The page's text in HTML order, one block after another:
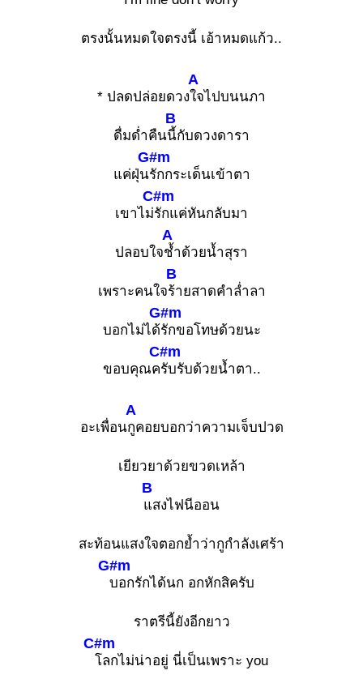
ตรงนั้นหมดใจตรงนี้ เอ้าหมดแก้ว..
* ปลดปล่อยดวง
A
ใจไปบนนภา
ดื่มด่ำคืน
B
นี้กับดวงดารา
แค่ฝุ่น
G#m
รักกระเด็นเข้าตา
เขาไม่
C#m
รักแค่หันกลับมา
ปลอบใจ
A
ช้ำด้วยน้ำสุรา
เพราะคนใจ
B
ร้ายสาดคำล่ำลา
บอกไม่ได้
G#m
รักขอโทษด้วยนะ
ขอบคุณค
C#m
รับรับด้วยน้ำตา..
อะเพื่อน
A
กูคอยบอกว่าความเจ็บปวด
เยียวยาด้วยขวดเหล้า
B
แสงไฟนีออน
สะท้อนแสงใจตอกย้ำว่ากูกำลังเศร้า
G#m
บอกรักได้นก อกหักสิครับ
ราตรีนี้ยังอีกยาว
C#m
โลกไม่น่าอยู่ นี่เป็นเพราะ you